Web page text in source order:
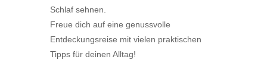
Schlaf sehnen.
Freue dich auf eine genussvolle
Entdeckungsreise mit vielen praktischen
Tipps für deinen Alltag!